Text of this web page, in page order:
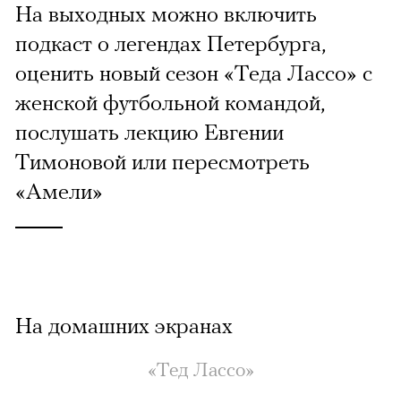
На выходных можно включить
подкаст о легендах Петербурга,
оценить новый сезон «Теда Лассо» с
женской футбольной командой,
послушать лекцию Евгении
Тимоновой или пересмотреть
«Амели»
На домашних экранах
«Тед Лассо»